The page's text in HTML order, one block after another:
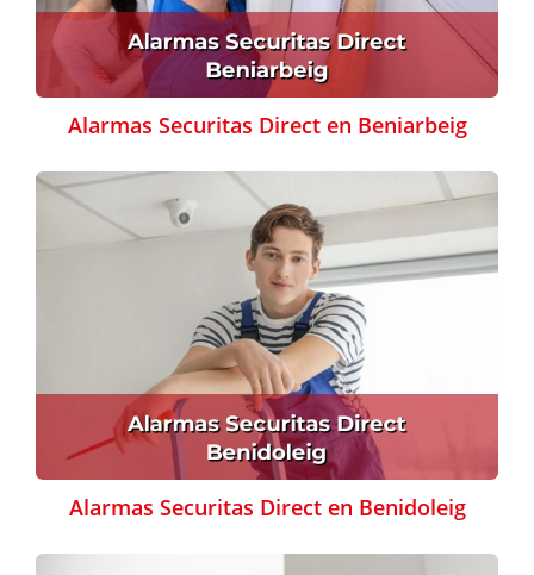
Alarmas Securitas Direct en Beniarbeig
Alarmas Securitas Direct en Benidoleig